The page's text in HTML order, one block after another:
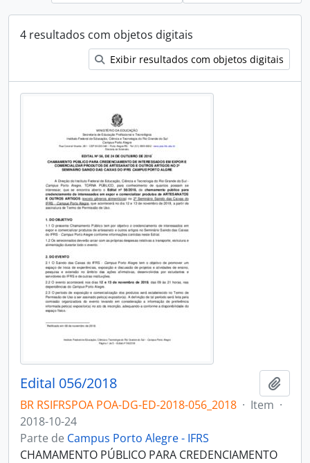
4 resultados com objetos digitais
Exibir resultados com objetos digitais
Edital 056/2018
BR RSIFRSPOA POA-DG-ED-2018-056_2018 · Item ·
2018-10-24
Parte de Campus Porto Alegre - IFRS
CHAMAMENTO PÚBLICO PARA CREDENCIAMENTO